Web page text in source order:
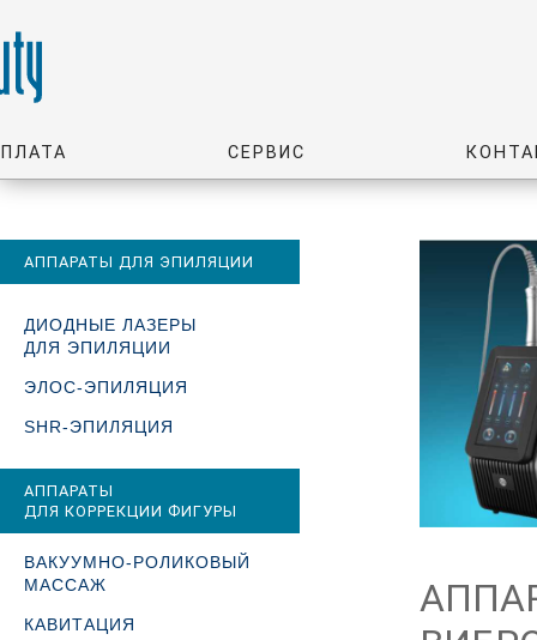
СЕРВИС
АППАРАТЫ ДЛЯ ЭПИЛЯЦИИ
ДИОДНЫЕ ЛАЗЕРЫ
ДЛЯ ЭПИЛЯЦИИ
ЭЛОС-ЭПИЛЯЦИЯ
SHR-ЭПИЛЯЦИЯ
АППАРАТЫ
ДЛЯ КОРРЕКЦИИ ФИГУРЫ
ВАКУУМНО-РОЛИКОВЫЙ
МАССАЖ
КАВИТАЦИЯ